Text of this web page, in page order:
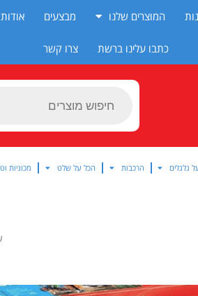
המוצרים שלנו מבצעים אודות
כתבו עלינו ברשת צרו קשר
Products
גלגלים הרכבות הכל על שלט מכוניות